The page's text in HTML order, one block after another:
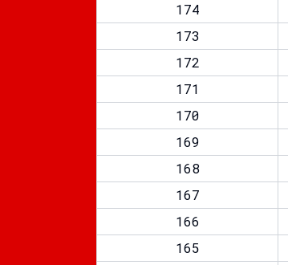
174
173
172
171
170
169
168
167
166
165